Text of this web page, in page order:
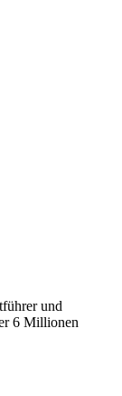
und
6 Millionen